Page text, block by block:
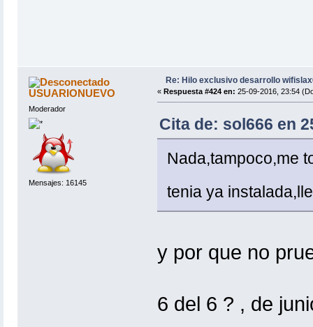
USUARIONUEVO
Moderador
Mensajes: 16145
Re: Hilo exclusivo desarrollo
« Respuesta #424 en: 25-09-2016, 23:54
Cita de: sol666 en
Nada,tampoco,me
tenia ya
y por que no
6 del 6 ? , de